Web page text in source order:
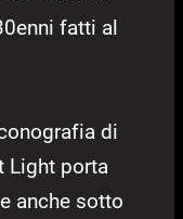
fatti al
di
Light porta
anche sotto